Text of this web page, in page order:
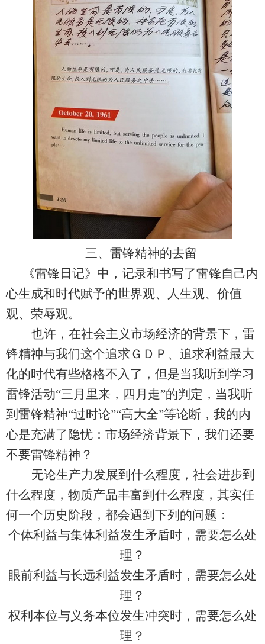
三、 雷锋精神的去留
《雷锋日记》 中，记录和书写了雷锋自己内
心生成和时代赋予的世界观、人生观、价值
观、荣辱观。
也许，在社会主义市场经济的背景下，雷
锋精神与我们这个追求ＧＤＰ、追求利益最大
化的时代有些格格不入了，但是当我听到学习
雷锋活动“三月里来，四月走”的判定，当我听
到雷锋精神“过时论”“高大全”等论断，我的内
心是充满了隐忧 ： 市场经济背景下，我们还要
不要雷锋精神？
无论生产力发展到什么程度，社会进步到
什么程度，物质产品丰富到什么程度，其实任
何一个历史阶段，都会遇到下列的问题：
个体利益与集体利益发生矛盾时，需要怎么处
理？
眼前利益与长远利益发生矛盾时，需要怎么处
理？
权利本位与义务本位发生冲突时，需要怎么处
理？